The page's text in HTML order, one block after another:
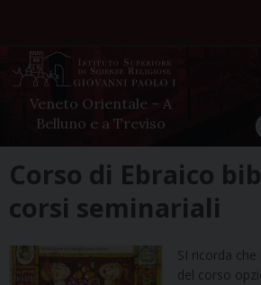
Veneto Orientale – A
Belluno e a Treviso
to
content
Corso di Ebraico
corsi seminariali
SI ricorda
del corso